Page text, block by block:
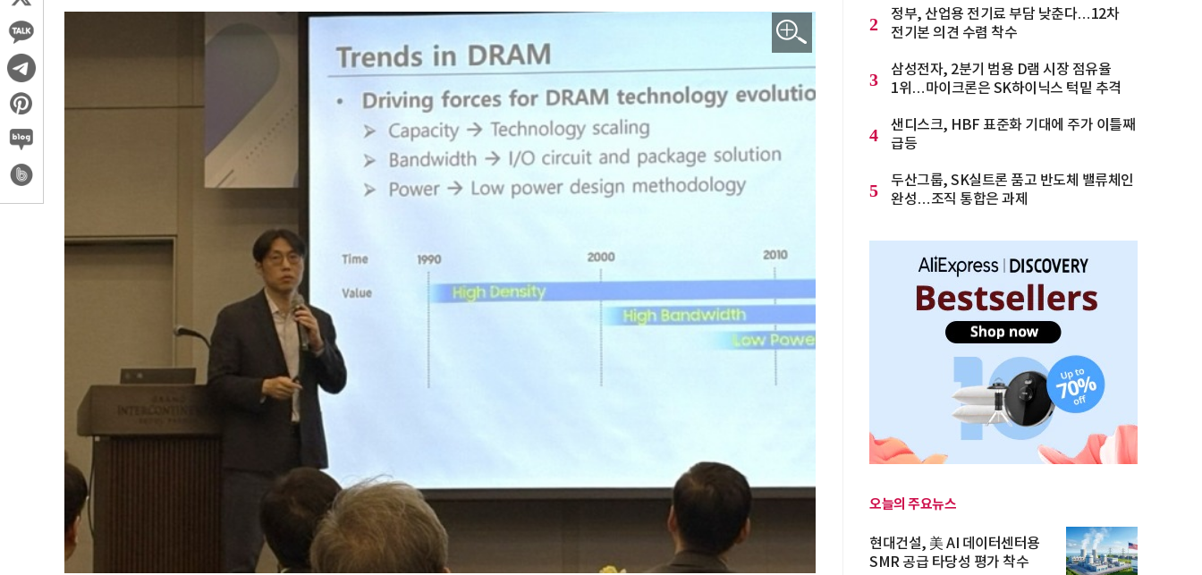
2
정부, 산업용 전기료 부담 낮춘다…12차
전기본 의견 수렴 착수
3
삼성전자, 2분기 범용 D램 시장 점유율
1위…마이크론은 SK하이닉스 턱밑 추격
4
샌디스크, HBF 표준화 기대에 주가 이틀째
급등
5
두산그룹, SK실트론 품고 반도체 밸류체인
완성…조직 통합은 과제
오늘의 주요뉴스
현대건설, 美 AI 데이터센터용
SMR 공급 타당성 평가 착수